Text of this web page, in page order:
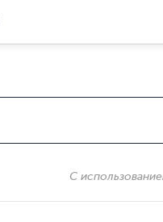
С